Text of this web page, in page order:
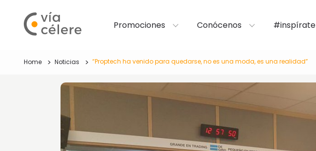
Promociones Conócenos #inspírate
Home Noticias “Proptech ha venido para quedarse, no es una moda, es una realidad”